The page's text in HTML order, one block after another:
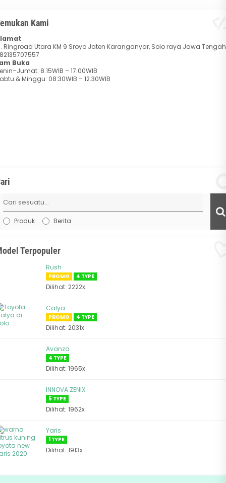
Kami
Ringroad Utara KM 9 Sroyo Jaten Karanganyar, Solo raya Jawa Tengah
Buka
8.15WIB – 17.00WIB
& Minggu: 08:30WIB – 12.30WIB
Produk Berita
Terpopuler
Rush
PROMO 4 TYPE
Dilihat: 2222x
Calya
PROMO 4 TYPE
Dilihat: 2031x
Avanza
4 TYPE
Dilihat: 1965x
INNOVA ZENIX
5 TYPE
Dilihat: 1962x
Yaris
1 TYPE
Dilihat: 1913x